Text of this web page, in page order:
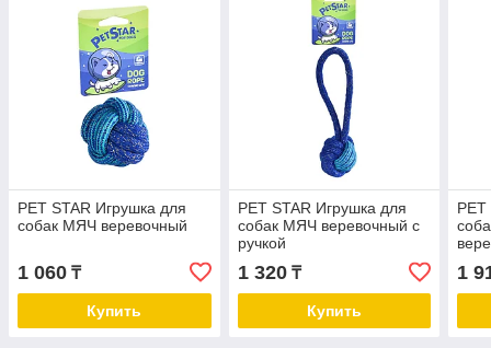
PET STAR Игрушка для
собак МЯЧ веревочный
1 060 ₸
Купить
PET STAR Игрушка для
собак МЯЧ веревочный с
ручкой
1 320₸
Купить
PET
1